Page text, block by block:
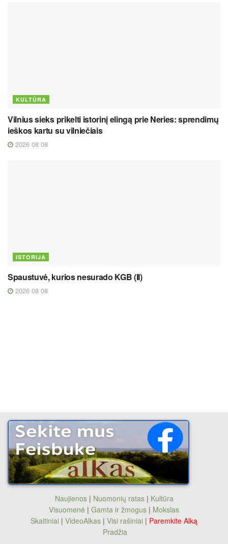
KULTŪRA
Vilnius sieks prikelti istorinį elingą prie Neries: sprendimų
ieškos kartu su vilniečiais
2026 08 08
ISTORIJA
Spaustuvė, kurios nesurado KGB (II)
2026 08 08
Naujienos| Nuomonių ratas| Kultūra
Visuomenė | Gamta ir žmogus | Mokslas
Skaitiniai | VideoAlkas | Visi rašiniai | Paremkite Alką
Pradžia